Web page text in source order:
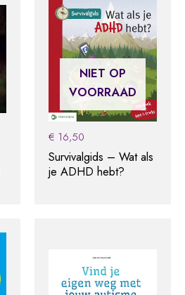
NIET OP
VOORRAAD
€ 16,50
Survivalgids – Wat als
je ADHD hebt?